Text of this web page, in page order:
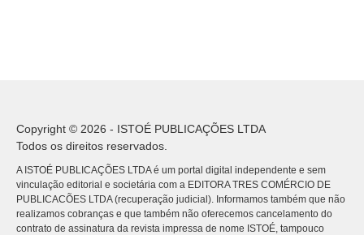
Copyright © 2026 - ISTOÉ PUBLICAÇÕES LTDA
Todos os direitos reservados.
A ISTOÉ PUBLICAÇÕES LTDA é um portal digital independente e sem
vinculação editorial e societária com a EDITORA TRES COMÉRCIO DE
PUBLICACÕES LTDA (recuperação judicial). Informamos também que não
realizamos cobranças e que também não oferecemos cancelamento do
contrato de assinatura da revista impressa de nome ISTOÉ, tampouco